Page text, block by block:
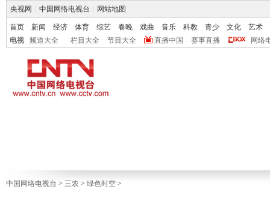
央视网 中国网络电视台 网站地图
首页 新闻 经济 体育 综艺 春晚 戏曲 音乐 科教 青少 文化
艺术
电视
频道大全 栏目大全 节目大全 直播中国 赛事直播 网络
中国网络电视台 > 三农 > 绿色时空 >